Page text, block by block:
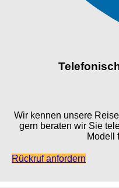
Wir kennen unsere
gern beraten wir Sie
Modell
Rückruf anfordern